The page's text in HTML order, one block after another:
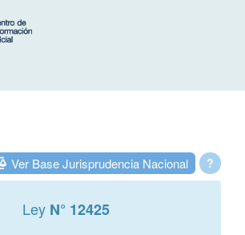
?
Ver Base Jurisprudencia Nacional
Ley N° 12425